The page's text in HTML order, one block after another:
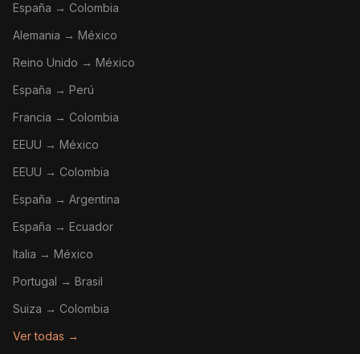
España → Colombia
Alemania → México
Reino Unido → México
España → Perú
Francia → Colombia
EEUU → México
EEUU → Colombia
España → Argentina
España → Ecuador
Italia → México
Portugal → Brasil
Suiza → Colombia
Ver todas →